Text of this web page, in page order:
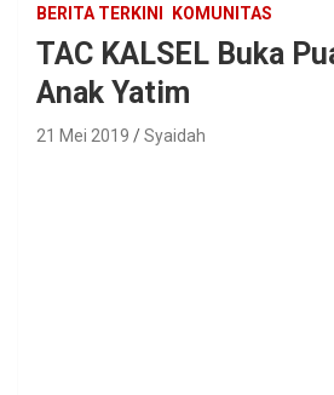
BERITA TERKINI KOMUNITAS
TAC KALSEL Buka
Anak Yatim
21 Mei 2019 Syaidah